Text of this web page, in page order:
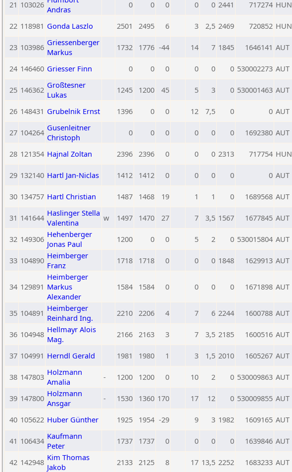
21 103026 Andras
0 0 0 0 0 2441 717274 HUN
22 118981 Gonda Laszlo 2501 2495 6 3 2,5 2469 720852 HUN
23 103986 Griessenberger
Markus
1732 1776 -44 14 7 1845 1646141 AUT
24 146460 Griesser Finn 0 0 0 0 0 0 530002273 AUT
25 146362 Großtesner
Lukas
1245 1200 45 5 3 0 530001463 AUT
26 148431 Grubelnik Ernst 1396 0 0 12 7,5 0 0 AUT
27 104264 Gusenleitner
Christoph
0 0 0 0 0 0 1692380 AUT
28 121354 Hajnal Zoltan 2396 2396 0 0 0 2313 717754 HUN
29 132140 Hartl Jan-Niclas 1412 1412 0 0 0 0 0 AUT
30 134757 Hartl Christian 1487 1468 19 1 1 0 1689568 AUT
31 141644 Haslinger Stella
Valentina
w 1497 1470 27 7 3,5 1567 1677845 AUT
32 149306 Hehenberger
Jonas Paul
1200 0 0 5 2 0 530015804 AUT
33 104890 Heimberger
Franz
1718 1718 0 0 0 1848 1629913 AUT
34 129891
Heimberger
Markus
Alexander
1584 1584 0 0 0 0 1671898 AUT
35 104891 Heimberger
Reinhard Ing.
2210 2206 4 7 6 2244 1600788 AUT
36 104948 Hellmayr Alois
Mag.
2166 2163 3 7 3,5 2185 1600516 AUT
37 104991 Herndl Gerald 1981 1980 1 3 1,5 2010 1605267 AUT
38 147803 Holzmann
Amalia
- 1200 1200 0 10 2 0 530009863 AUT
39 147800 Holzmann
Ansgar
- 1530 1360 170 17 12 0 530009855 AUT
40 105622 Huber Günther 1925 1954 -29 9 3 1982 1609165 AUT
41 106434 Kaufmann
Peter
1737 1737 0 0 0 0 1639846 AUT
42 142948 Kim Thomas
Jakob
2133 2125 8 17 13,5 2252 1683233 AUT